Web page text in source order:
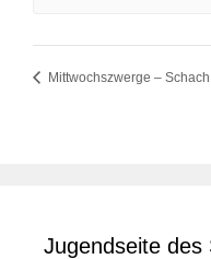
Mittwochszwerge –
Jugendseite des